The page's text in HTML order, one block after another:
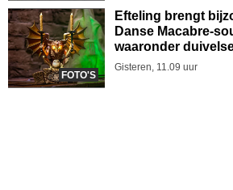
FOTO'S
Efteling brengt
Danse Macabre-
waaronder
Gisteren, 11.09 uur